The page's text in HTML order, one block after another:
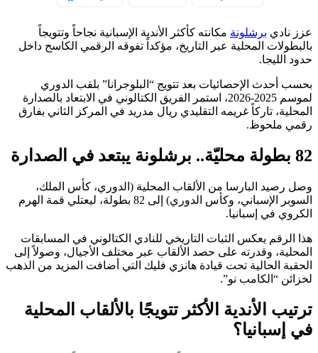
عزز نادي برشلونة مكانته كأكثر الأندية الإسبانية نجاحاً وتتويجاً
بالبطولات المحلية عبر التاريخ، مؤكداً تفوقه الرقمي الكاسح داخل
حدود الليجا.
بحسب أحدث الإحصائيات بعد تتويج “البلوجرانا” بلقب الدوري
لموسم 2025-2026، استمر الفريق الكتالوني في الابتعاد بالصدارة
المحلية، تاركاً غريمه التقليدي ريال مدريد في المركز الثاني بفارق
رقمي ملحوظ.
82 بطولة محليّة.. برشلونة يبتعد في الصدارة
وصل رصيد البارسا من الألقاب المحلية (الدوري، كأس الملك،
السوبر الإسباني، وكأس الدوري) إلى 82 بطولة، ليعتلي قمة الهرم
الكروي في إسبانيا.
هذا الرقم يعكس الثبات التاريخي للنادي الكتالوني في المسابقات
المحلية، وقدرته على حصد الألقاب عبر مختلف الأجيال، وصولاً إلى
الحقبة الحالية تحت قيادة هانزي فليك التي أضافت المزيد من الذهب
لخزائن “الكامب نو”.
ترتيب الأندية الأكثر تتويجًا بالألقاب المحلية
في إسبانيا؟